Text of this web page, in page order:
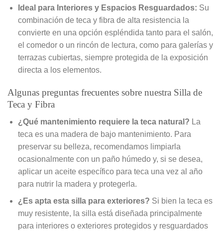
Ideal para Interiores y Espacios Resguardados: Su
combinación de teca y fibra de alta resistencia la
convierte en una opción espléndida tanto para el salón,
el comedor o un rincón de lectura, como para galerías y
terrazas cubiertas, siempre protegida de la exposición
directa a los elementos.
Algunas preguntas frecuentes sobre nuestra Silla de
Teca y Fibra
¿Qué mantenimiento requiere la teca natural? La
teca es una madera de bajo mantenimiento. Para
preservar su belleza, recomendamos limpiarla
ocasionalmente con un paño húmedo y, si se desea,
aplicar un aceite específico para teca una vez al año
para nutrir la madera y protegerla.
¿Es apta esta silla para exteriores? Si bien la teca es
muy resistente, la silla está diseñada principalmente
para interiores o exteriores protegidos y resguardados